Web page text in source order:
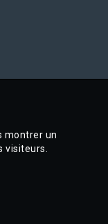
montrer un
visiteurs.